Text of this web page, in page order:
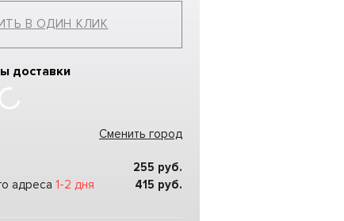
В ОДИН КЛИК
доставки
Сменить город
255 руб.
адреса 1-2 дня 415 руб.